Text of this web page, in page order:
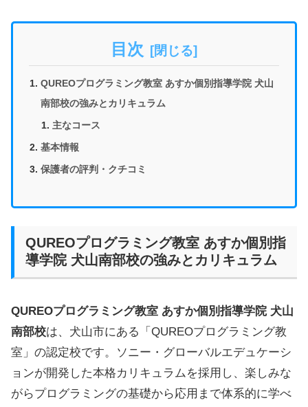
目次
QUREOプログラミング教室 あすか個別指導学院 犬山
南部校の強みとカリキュラム
主なコース
基本情報
保護者の評判・クチコミ
QUREOプログラミング教室 あすか個別指
導学院 犬山南部校の強みとカリキュラム
QUREOプログラミング教室 あすか個別指導学院 犬山
南部校は、犬山市にある「QUREOプログラミング教
室」の認定校です。ソニー・グローバルエデュケーシ
ョンが開発した本格カリキュラムを採用し、楽しみな
がらプログラミングの基礎から応用まで体系的に学べ